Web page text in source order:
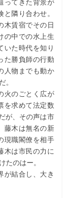
ってきた背景が
隣り合わせ。
木賃宿でその日
の中での水上生
いた時代を知り
た勝負師の行動
人物までも動か
。
火のごとく広が
を求めて法定数
が、その声は市
藤木は無名の新
現職閣僚を相手
木は市民の力に
たのはー。
が結合し、大き